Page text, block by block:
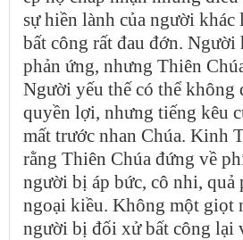
sự hiền lành của người
bất công rất đau đớn. Người
phản ứng, nhưng Thiên
Người yếu thế có thể không
quyền lợi, nhưng tiếng kêu
mất trước nhan Chúa. Kinh
rằng Thiên Chúa đứng về
người bị áp bức, cô nhi, quả
ngoại kiều. Không một giọt
người bị đối xử bất công lại